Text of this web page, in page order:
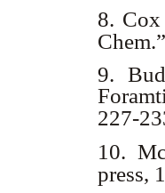
8. Cox
9.
227-
10.
press,